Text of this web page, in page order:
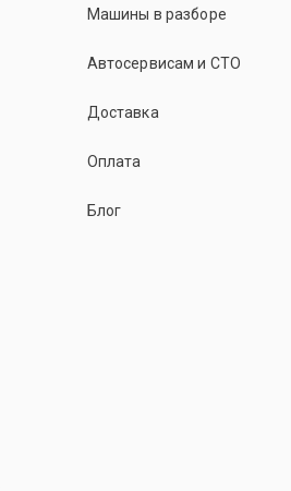
Машины в разборе
Автосервисам и СТО
Доставка
Оплата
Блог